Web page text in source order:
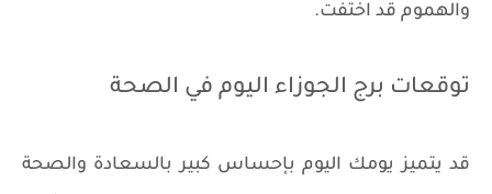
والهموم قد اختفت.
توقعات برج الجوزاء اليوم في الصحة
قد يتميز يومك اليوم بإحساس كبير بالسعادة والصحة